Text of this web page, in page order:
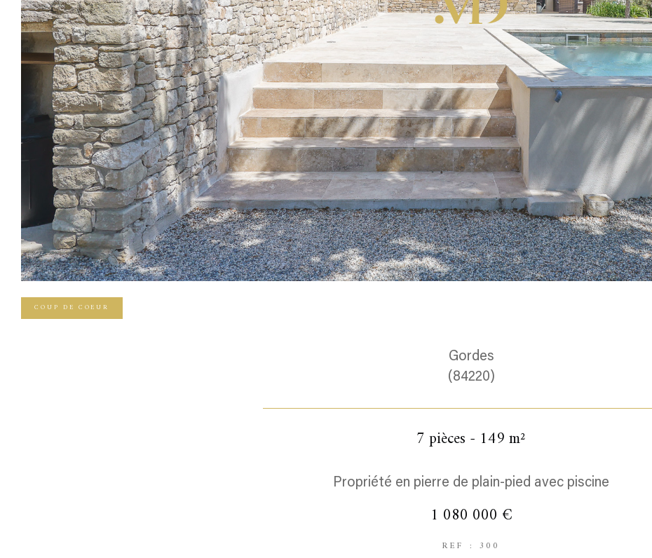
COUP DE COEUR
Gordes
(84220)
7 pièces - 149 m²
Propriété en pierre de plain-pied avec piscine
1 080 000 €
REF : 300